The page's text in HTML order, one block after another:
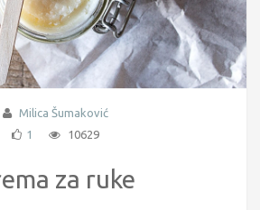
Milica Šumaković
1 10629
za ruke